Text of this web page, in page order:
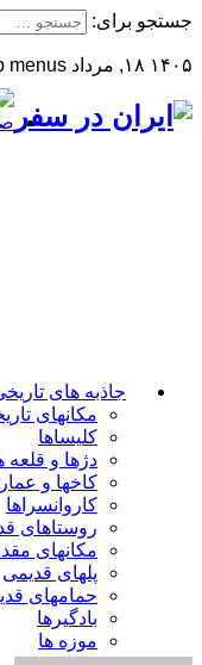
جستجو برای:
۱۴۰۵ ۱۸, مرداد menus
جاذبه های
مکانهای
کلیساها
دژها و قلعه
کاخها و
کاروانسراها
روستاهای
مکانهای
پلهای قدیمی
حمامهای
بادگیرها
موزه ها